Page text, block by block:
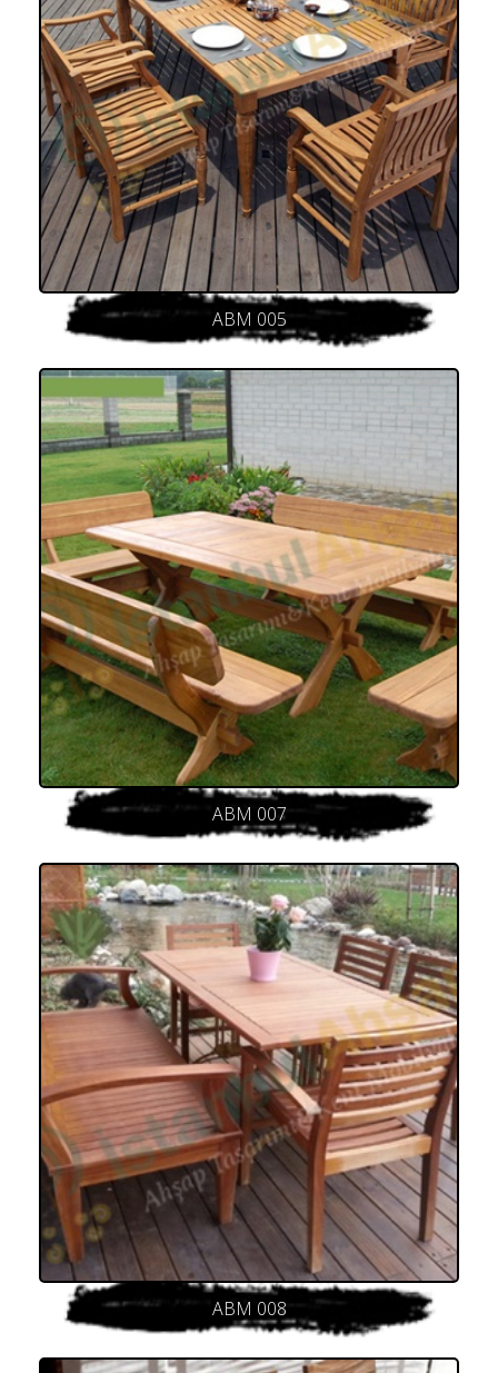
ABM 005
ABM 007
ABM 008